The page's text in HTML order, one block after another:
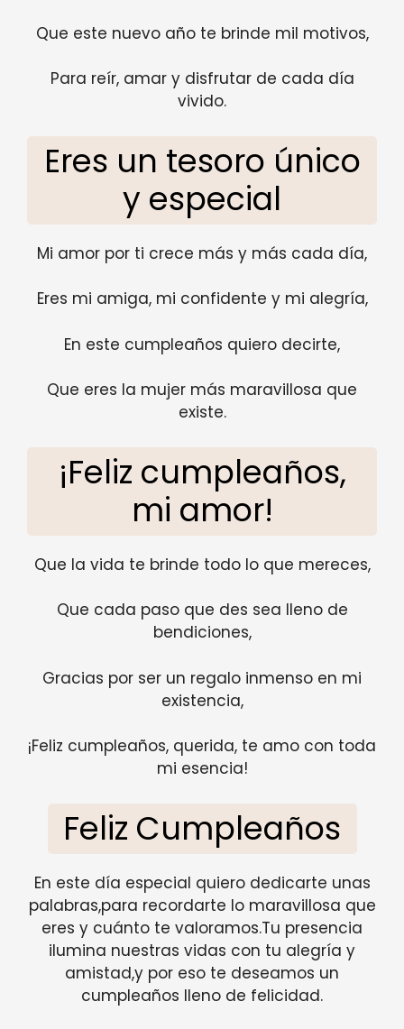
Que este nuevo año te brinde mil motivos,
Para reír, amar y disfrutar de cada día
vivido.
Eres un tesoro único
y especial
Mi amor por ti crece más y más cada día,
Eres mi amiga, mi confidente y mi alegría,
En este cumpleaños quiero decirte,
Que eres la mujer más maravillosa que
existe.
¡Feliz cumpleaños,
mi amor!
Que la vida te brinde todo lo que mereces,
Que cada paso que des sea lleno de
bendiciones,
Gracias por ser un regalo inmenso en mi
existencia,
¡Feliz cumpleaños, querida, te amo con toda
mi esencia!
Feliz Cumpleaños
En este día especial quiero dedicarte unas
palabras,para recordarte lo maravillosa que
eres y cuánto te valoramos.Tu presencia
ilumina nuestras vidas con tu alegría y
amistad,y por eso te deseamos un
cumpleaños lleno de felicidad.